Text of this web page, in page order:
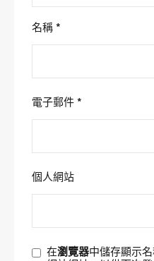
名稱 *
電子郵件 *
個人網站
在瀏覽器中儲存顯示